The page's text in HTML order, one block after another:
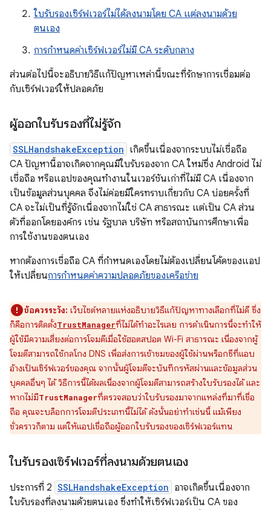
ใบรับรองเซิร์ฟเวอร์ไม่ได้ลงนามโดย CA แต่ลงนามด้วย
ตนเอง
การกําหนดค่าเซิร์ฟเวอร์ไม่มี CA ระดับกลาง
ส่วนต่อไปนี้จะอธิบายวิธีแก้ปัญหาเหล่านี้ขณะที่รักษาการเชื่อมต่อ
กับเซิร์ฟเวอร์ให้ปลอดภัย
ผู้ออกใบรับรองที่ไม่รู้จัก
SSLHandshakeException เกิดขึ้นเนื่องจากระบบไม่เชื่อถือ
CA ปัญหานี้อาจเกิดจากคุณมีใบรับรองจาก CA ใหม่ซึ่ง Android ไม่
เชื่อถือ หรือแอปของคุณทํางานในเวอร์ชันเก่าที่ไม่มี CA เนื่องจาก
เป็นข้อมูลส่วนบุคคล จึงไม่ค่อยมีใครทราบเกี่ยวกับ CA บ่อยครั้งที่
CA จะไม่เป็นที่รู้จักเนื่องจากไม่ใช่ CA สาธารณะ แต่เป็น CA ส่วน
ตัวที่ออกโดยองค์กร เช่น รัฐบาล บริษัท หรือสถาบันการศึกษาเพื่อ
การใช้งานของตนเอง
หากต้องการเชื่อถือ CA ที่กําหนดเองโดยไม่ต้องเปลี่ยนโค้ดของแอป
ให้เปลี่ยนการกําหนดค่าความปลอดภัยของเครือข่าย
ข้อควรระวัง: เว็บไซต์หลายแห่งอธิบายวิธีแก้ปัญหาทางเลือกที่ไม่ดี ซึ่ง
ก็คือการติดตั้งTrustManagerที่ไม่ได้ทำอะไรเลย การดำเนินการนี้จะทำให้
ผู้ใช้มีความเสี่ยงต่อการโจมตีเมื่อใช้ฮอตสปอต Wi-Fi สาธารณะ เนื่องจากผู้
โจมตีสามารถใช้กลโกง DNS เพื่อส่งการเข้าชมของผู้ใช้ผ่านพร็อกซีที่แอบ
อ้างเป็นเซิร์ฟเวอร์ของคุณ จากนั้นผู้โจมตีจะบันทึกรหัสผ่านและข้อมูลส่วน
บุคคลอื่นๆ ได้ วิธีการนี้ได้ผลเนื่องจากผู้โจมตีสามารถสร้างใบรับรองได้ และ
หากไม่มีTrustManagerที่ตรวจสอบว่าใบรับรองมาจากแหล่งที่มาที่เชื่อ
ถือ คุณจะบล็อกการโจมตีประเภทนี้ไม่ได้ ดังนั้นอย่าทำเช่นนี้ แม้เพียง
ชั่วคราวก็ตาม แต่ให้แอปเชื่อถือผู้ออกใบรับรองของเซิร์ฟเวอร์แทน
ใบรับรองเซิร์ฟเวอร์ที่ลงนามด้วยตนเอง
ประการที่ 2 SSLHandshakeException อาจเกิดขึ้นเนื่องจาก
ใบรับรองที่ลงนามด้วยตนเอง ซึ่งทำให้เซิร์ฟเวอร์เป็น CA ของ